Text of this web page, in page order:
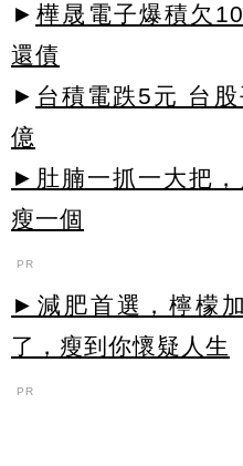
► 樺晟電子爆積欠
還債
► 台積電跌5元 台
億
►肚腩一抓一大把
瘦一個
PR
►減肥首選，檸檬
了，瘦到你懷疑人生
PR